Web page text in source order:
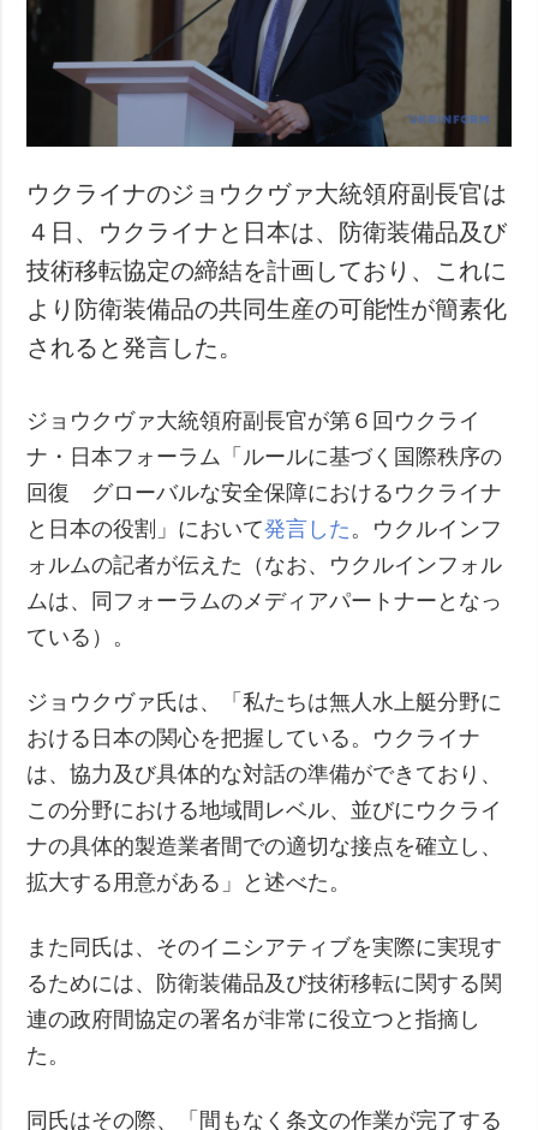
ウクライナのジョウクヴァ大統領府副長官は
４日、ウクライナと日本は、防衛装備品及び
技術移転協定の締結を計画しており、これに
より防衛装備品の共同生産の可能性が簡素化
されると発言した。
ジョウクヴァ大統領府副長官が第６回ウクライ
ナ・日本フォーラム「ルールに基づく国際秩序の
回復 グローバルな安全保障におけるウクライナ
と日本の役割」において発言した 。ウクルインフ
ォルムの記者が伝えた（なお、ウクルインフォル
ムは、同フォーラムのメディアパートナーとなっ
ている）。
ジョウクヴァ氏は、「私たちは無人水上艇分野に
おける日本の関心を把握している。ウクライナ
は、協力及び具体的な対話の準備ができており、
この分野における地域間レベル、並びにウクライ
ナの具体的製造業者間での適切な接点を確立し、
拡大する用意がある」と述べた。
また同氏は、そのイニシアティブを実際に実現す
るためには、防衛装備品及び技術移転に関する関
連の政府間協定の署名が非常に役立つと指摘し
た。
同氏はその際、「間もなく条文の作業が完了する